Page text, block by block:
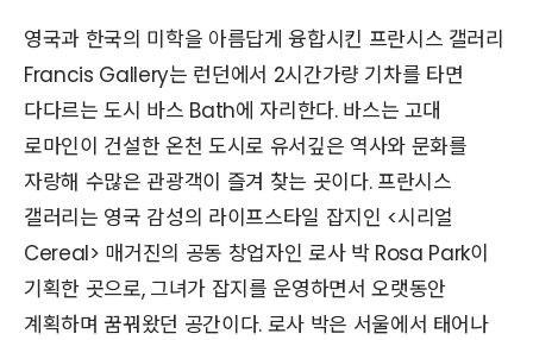
영국과 한국의 미학을 아름답게 융합시킨 프란시스 갤러리
Francis Gallery는 런던에서 2시간가량 기차를 타면
다다르는 도시 바스 Bath에 자리한다. 바스는 고대
로마인이 건설한 온천 도시로 유서깊은 역사와 문화를
자랑해 수많은 관광객이 즐겨 찾는 곳이다. 프란시스
갤러리는 영국 감성의 라이프스타일 잡지인 <시리얼
Cereal> 매거진의 공동 창업자인 로사 박 Rosa Park이
기획한 곳으로, 그녀가 잡지를 운영하면서 오랫동안
계획하며 꿈꿔왔던 공간이다. 로사 박은 서울에서 태어나